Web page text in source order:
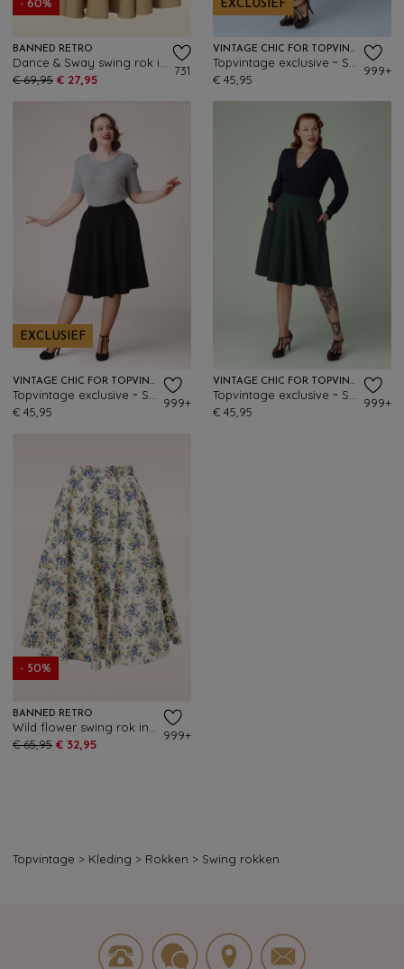
- 60%
BANNED RETRO
€ 69,95 € 27,95
731
EXCLUSIEF
VINTAGE CHIC FOR TOPVINTAGE
€ 45,95
999+
EXCLUSIEF
VINTAGE CHIC FOR TOPVINTAGE
€ 45,95
999+
VINTAGE CHIC FOR TOPVINTAGE
€ 45,95
999+
- 50%
BANNED RETRO
€ 65,95 € 32,95
999+
Topvintage > Kleding > Rokken > Swing rokken